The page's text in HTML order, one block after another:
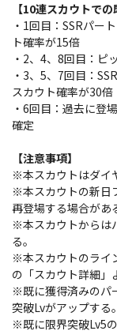
【10連スカウトでの
・1回目：SSRパー
ト確率が15倍
・2、4、8回目：ピ
・3、5、7回目：
スカウト確率が30倍
・6回目：過去に登
確定
【注意事項】
※本スカウトはダイ
※本スカウトの新日
再登場する場合があ
※本スカウトからは
る。
※本スカウトのライ
の「スカウト詳細」
※既に獲得済みのパ
突破Lvがアップする。
※既に限界突破Lv5